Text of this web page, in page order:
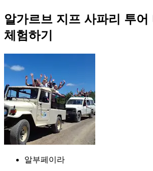
알가르브 지프 사파리 투어
체험하기
알부페이라